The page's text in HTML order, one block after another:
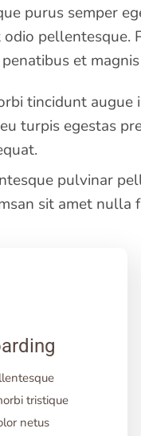
purus semper
odio pellentesque.
et
tincidunt augue
turpis egestas
pulvinar
sit amet nulla
tristique
netus